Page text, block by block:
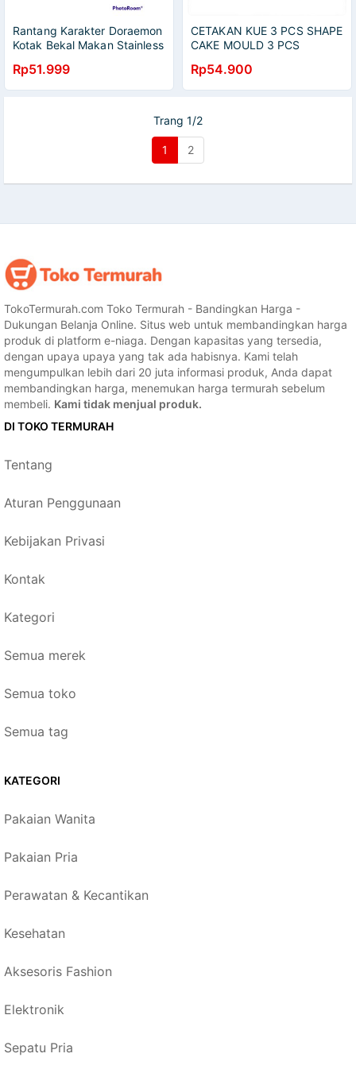
Rantang Karakter Doraemon
Kotak Bekal Makan Stainless
Rp51.999
CETAKAN KUE 3 PCS SHAPE
CAKE MOULD 3 PCS
PASANG
Rp54.900
Trang 1/2
1 2
TokoTermurah.com Toko Termurah - Bandingkan Harga -
Dukungan Belanja Online. Situs web untuk membandingkan harga
produk di platform e-niaga. Dengan kapasitas yang tersedia,
dengan upaya upaya yang tak ada habisnya. Kami telah
mengumpulkan lebih dari 20 juta informasi produk, Anda dapat
membandingkan harga, menemukan harga termurah sebelum
membeli. Kami tidak menjual produk.
DI TOKO TERMURAH
Tentang
Aturan Penggunaan
Kebijakan Privasi
Kontak
Kategori
Semua merek
Semua toko
Semua tag
KATEGORI
Pakaian Wanita
Pakaian Pria
Perawatan & Kecantikan
Kesehatan
Aksesoris Fashion
Elektronik
Sepatu Pria